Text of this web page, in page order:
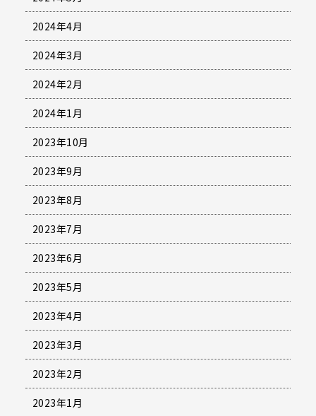
2024年4月
2024年3月
2024年2月
2024年1月
2023年10月
2023年9月
2023年8月
2023年7月
2023年6月
2023年5月
2023年4月
2023年3月
2023年2月
2023年1月